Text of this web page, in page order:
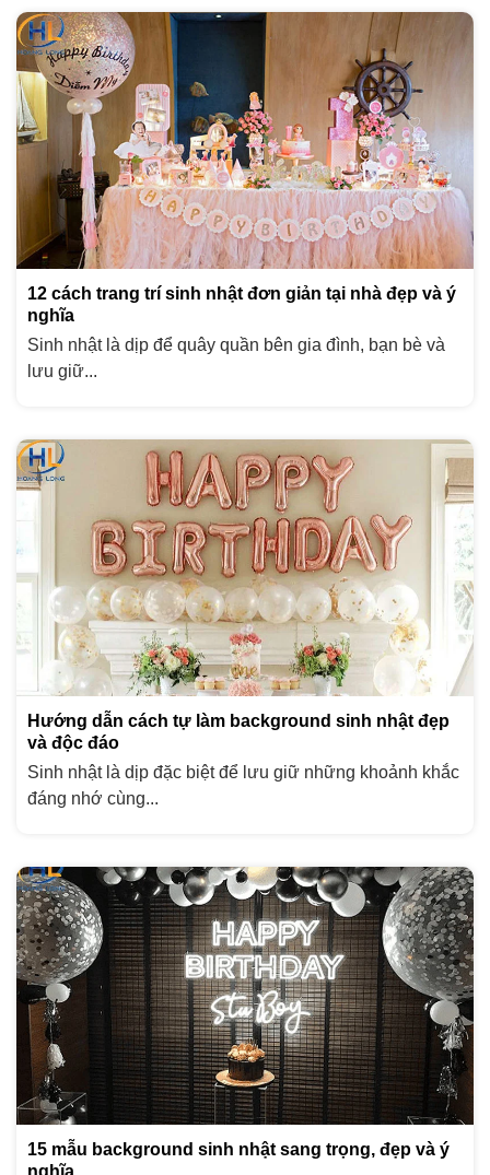
12 cách trang trí sinh nhật đơn giản tại nhà đẹp và ý
nghĩa
Sinh nhật là dịp để quây quần bên gia đình, bạn bè và
lưu giữ...
Hướng dẫn cách tự làm background sinh nhật đẹp
và độc đáo
Sinh nhật là dịp đặc biệt để lưu giữ những khoảnh khắc
đáng nhớ cùng...
15 mẫu background sinh nhật sang trọng, đẹp và ý
nghĩa